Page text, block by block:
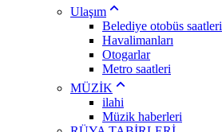
Ulaşım
Belediye otobüs saatleri
Havalimanları
Otogarlar
Metro saatleri
MÜZİK
ilahi
Müzik haberleri